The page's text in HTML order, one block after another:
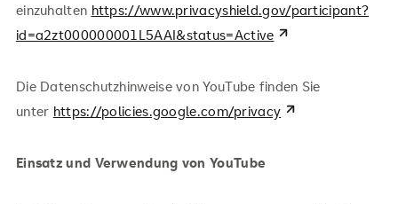
einzuhalten https://www.privacyshield.gov/participant?
id=a2zt000000001L5AAI&status=Active
Die Datenschutzhinweise von YouTube finden Sie
unter https://policies.google.com/privacy
Einsatz und Verwendung von YouTube